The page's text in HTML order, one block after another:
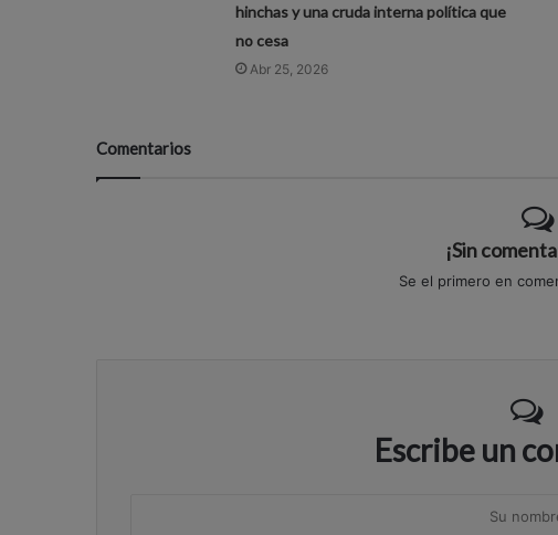
hinchas y una cruda interna política que
no cesa
Abr 25, 2026
Comentarios
¡Sin
Se el primero en
Escribe un